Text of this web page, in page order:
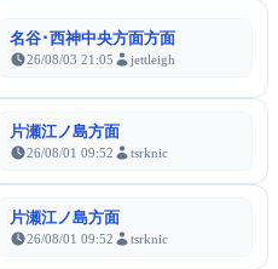
名谷･西神中央方面方面
26/08/03 21:05 jettleigh
片瀬江ノ島方面
26/08/01 09:52 tsrknic
片瀬江ノ島方面
26/08/01 09:52 tsrknic